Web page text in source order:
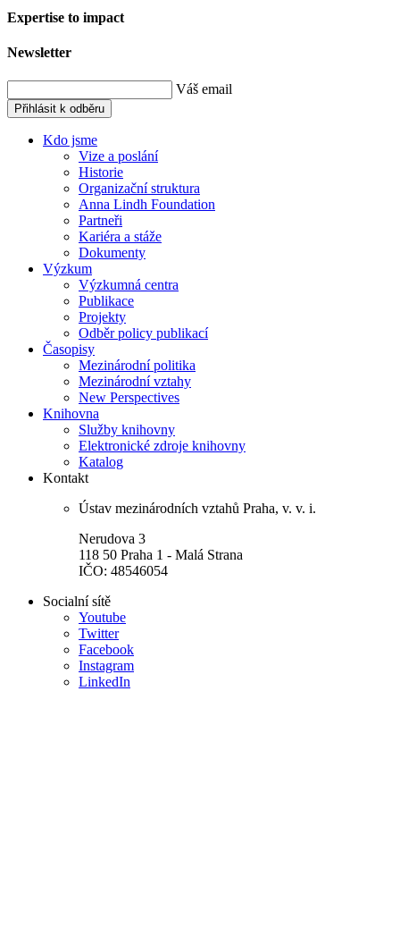
Expertise to impact
Newsletter
Váš email
Přihlásit k odběru
Kdo jsme
Vize a poslání
Historie
Organizační struktura
Anna Lindh Foundation
Partneři
Kariéra a stáže
Dokumenty
Výzkum
Výzkumná centra
Publikace
Projekty
Odběr policy publikací
Časopisy
Mezinárodní politika
Mezinárodní vztahy
New Perspectives
Knihovna
Služby knihovny
Elektronické zdroje knihovny
Katalog
Kontakt
Ústav mezinárodních vztahů Praha, v. v. i.
Nerudova 3
118 50 Praha 1 - Malá Strana
IČO: 48546054
Socialní sítě
Youtube
Twitter
Facebook
Instagram
LinkedIn